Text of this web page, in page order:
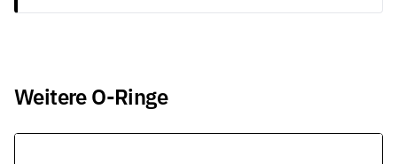
Weitere O-Ringe